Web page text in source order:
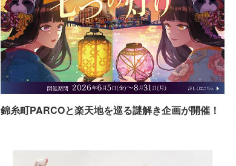
錦糸町PARCOと楽天地を巡る謎解き企画が開催！